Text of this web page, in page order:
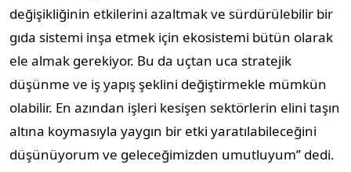
değişikliğinin etkilerini azaltmak ve sürdürülebilir bir
gıda sistemi inşa etmek için ekosistemi bütün olarak
ele almak gerekiyor. Bu da uçtan uca stratejik
düşünme ve iş yapış şeklini değiştirmekle mümkün
olabilir. En azından işleri kesişen sektörlerin elini taşın
altına koymasıyla yaygın bir etki yaratılabileceğini
düşünüyorum ve geleceğimizden umutluyum’’ dedi.